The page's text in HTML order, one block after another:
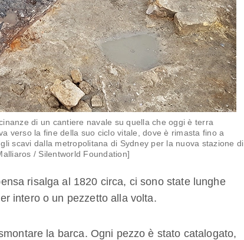
di un cantiere navale su quella che oggi è terra
verso la fine della suo ciclo vitale, dove è rimasta fino a
scavi dalla metropolitana di Sydney per la nuova stazione di
/ Silentworld Foundation]
risalga al 1820 circa, ci sono state lunghe
intero o un pezzetto alla volta.
la barca. Ogni pezzo è stato catalogato,